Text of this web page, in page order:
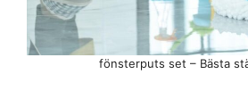
fönsterputs set – Bästa